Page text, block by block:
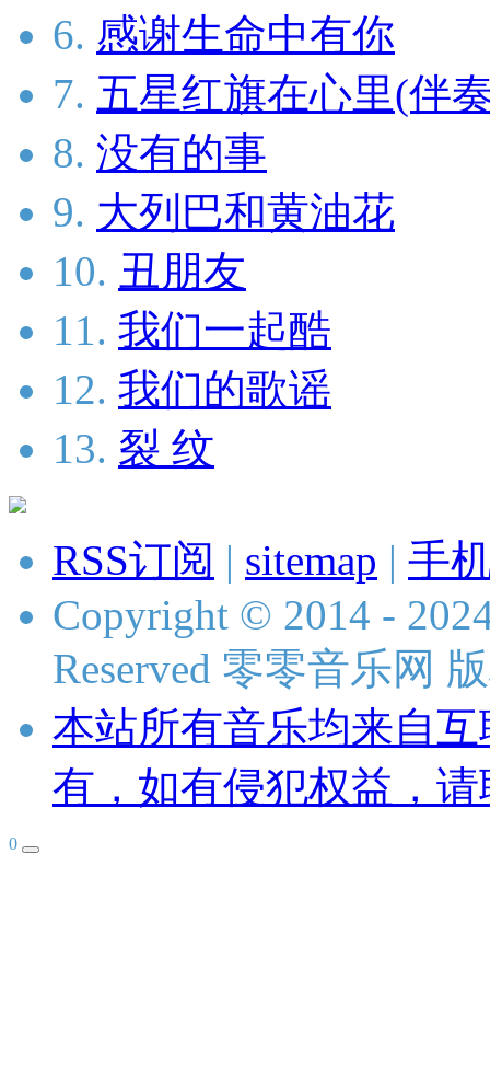
6. 感谢生命中有你
7. 五星红旗在心里(伴
8. 没有的事
9. 大列巴和黄油花
10. 丑朋友
11. 我们一起酷
12. 我们的歌谣
13. 裂 纹
RSS订阅 | sitemap | 手
Copyright © 2014 -
Reserved 零零音乐网
本站所有音乐均来自
有，如有侵犯权益，
0